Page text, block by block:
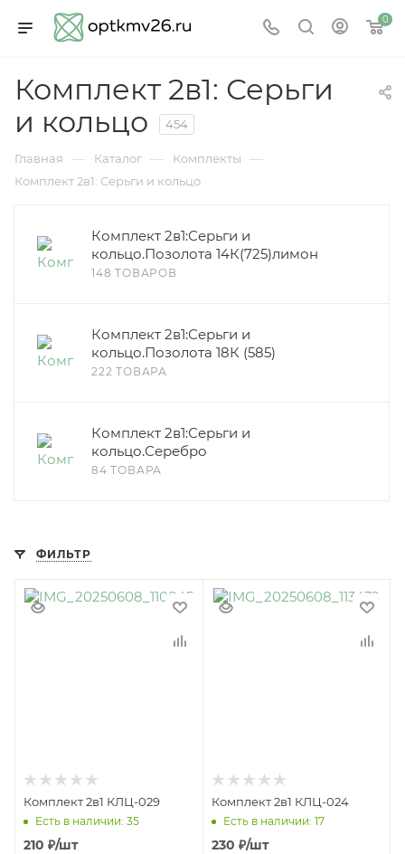
0
Комплект 2в1: Серьги
и кольцо
454
Главная — Каталог — Комплекты —
Комплект 2в1: Серьги и кольцо
Комплект 2в1:Серьги и
кольцо.Позолота 14К(725)лимон
148 ТОВАРОВ
Комплект 2в1:Серьги и
кольцо.Позолота 18К (585)
222 ТОВАРА
Комплект 2в1:Серьги и
кольцо.Серебро
84 ТОВАРА
ФИЛЬТР
Комплект 2в1 КЛЦ-029
Есть в наличии: 35
210 ₽/шт
Комплект 2в1 КЛЦ-024
Есть в наличии: 17
230 ₽/шт